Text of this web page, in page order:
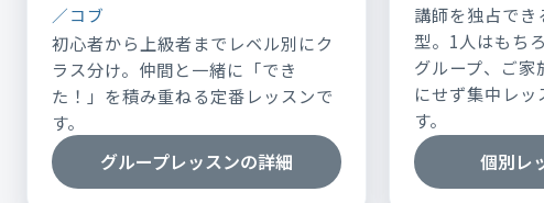
／コブ
初心者から上級者までレベル別にク
ラス分け。仲間と一緒に「でき
た！」を積み重ねる定番レッスンで
す。
グループレッスンの詳細
講師を独占でき
型。1人はもち
グループ、ご家
にせず集中レッ
す。
個別レ